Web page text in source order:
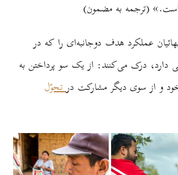
است.» (ترجمه به مضمون)
عملکرد هدف دو‌جانبه‌ای را که در
درک می‌کنند: از یک سو پرداختن به
و از سوی دیگر مشارکت درتحوّل